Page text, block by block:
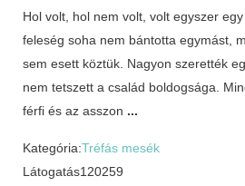
Hol volt, hol nem volt, volt egyszer
feleség soha nem bántotta egymást,
sem esett köztük. Nagyon szerették
nem tetszett a család boldogsága.
férfi és az asszon ...
Kategória:Tréfás mesék
Látogatás120259